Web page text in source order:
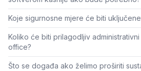
Koje sigurnosne mjere će biti
Koliko će biti prilagodljiv
office?
Što se događa ako želimo proširiti